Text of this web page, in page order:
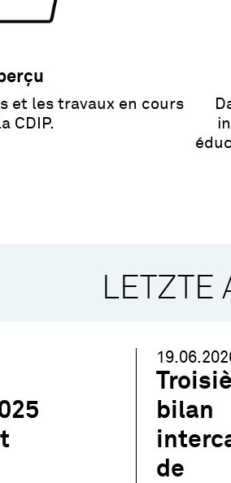
et les travaux en cours
CDIP.
LETZTE
bilan
de